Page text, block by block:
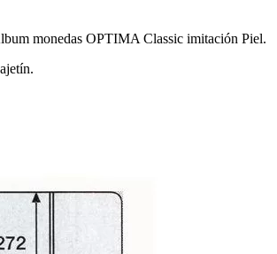
monedas OPTIMA Classic imitación Piel.